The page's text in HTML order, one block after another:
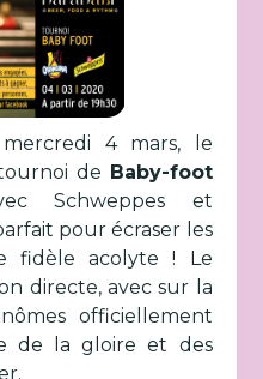
4 mars, le
de Baby-foot
Schweppes et
pour écraser les
fidèle acolyte ! Le
directe, avec sur la
officiellement
de la gloire et des